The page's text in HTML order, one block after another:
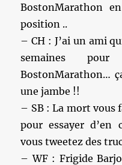
BostonMarathon
position ..
– CH : J’ai un ami
semaines
BostonMarathon…
une jambe !!
– SB : La mort vous
pour essayer d’en
vous tweetez des
– WF : Frigide